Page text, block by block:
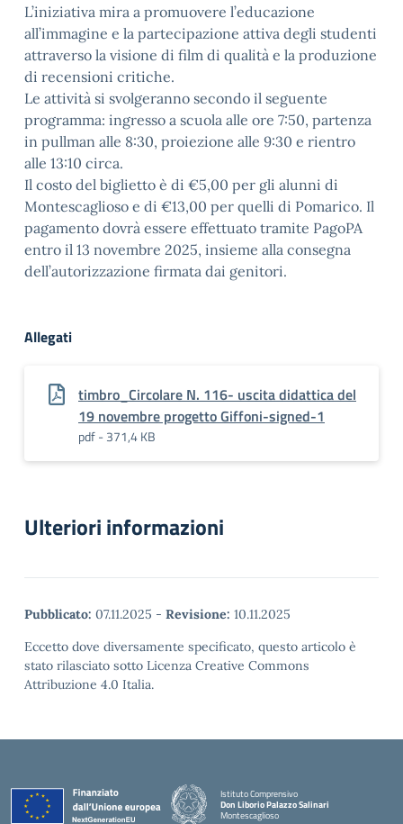
L’iniziativa mira a promuovere l’educazione
all’immagine e la partecipazione attiva degli studenti
attraverso la visione di film di qualità e la produzione
di recensioni critiche.
Le attività si svolgeranno secondo il seguente
programma: ingresso a scuola alle ore 7:50, partenza
in pullman alle 8:30, proiezione alle 9:30 e rientro
alle 13:10 circa.
Il costo del biglietto è di €5,00 per gli alunni di
Montescaglioso e di €13,00 per quelli di Pomarico. Il
pagamento dovrà essere effettuato tramite PagoPA
entro il 13 novembre 2025, insieme alla consegna
dell’autorizzazione firmata dai genitori.
Allegati
timbro_Circolare N. 116- uscita didattica del
19 novembre progetto Giffoni-signed-1
pdf - 371,4 KB
Ulteriori informazioni
Pubblicato: 07.11.2025 - Revisione: 10.11.2025
Eccetto dove diversamente specificato, questo articolo è
stato rilasciato sotto Licenza Creative Commons
Attribuzione 4.0 Italia.
Istituto Comprensivo
Don Liborio Palazzo Salinari
Montescaglioso